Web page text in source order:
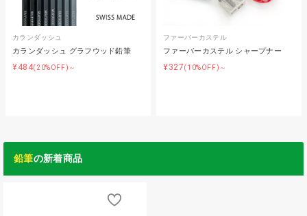
カランダッシュ
カランダッシュ グラフウッド鉛筆
¥484(20%OFF)～
ファーバーカステル
ファーバーカステル シャープナー
¥327(10%OFF)～
鉛筆の新着商品